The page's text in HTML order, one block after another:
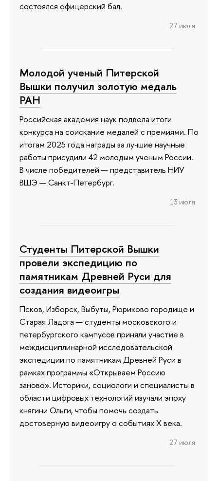
состоялся офицерский бал.
27 июля
Молодой ученый Питерской
Вышки получил золотую медаль
РАН
Российская академия наук подвела итоги
конкурса на соискание медалей с премиями. По
итогам 2025 года награды за лучшие научные
работы присудили 42 молодым ученым России.
В числе победителей — представитель НИУ
ВШЭ — Санкт-Петербург.
13 июля
Студенты Питерской Вышки
провели экспедицию по
памятникам Древней Руси для
создания видеоигры
Псков, Изборск, Выбуты, Рюриково городище и
Старая Ладога — студенты московского и
петербургского кампусов приняли участие в
междисциплинарной исследовательской
экспедиции по памятникам Древней Руси в
рамках программы «Открываем Россию
заново». Историки, социологи и специалисты в
области цифровых технологий изучали эпоху
княгини Ольги, чтобы помочь создать
достоверную видеоигру о событиях X века.
27 июля